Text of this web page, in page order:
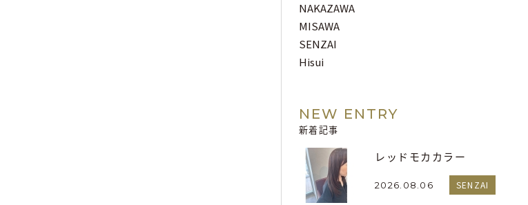
NAKAZAWA
MISAWA
SENZAI
Hisui
NEW ENTRY
新着記事
レッドモカカラー
2026.08.06 SENZAI